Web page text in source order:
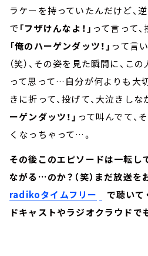
ラケーを持っていたんだけど、
で 「フザけんなよ！」 って言って
「俺のハーゲンダッツ！」 って言
（笑）、その姿を見た瞬間に、こ
って思って…自分が何よりも大
きに折って、投げて、大泣きしな
ーゲンダッツ！」 って叫んでて、
くなっちゃって…。
その後このエピソードは一転し
ながる…のか？（笑）まだ放送を
radikoタイムフリー
で聴いて
ドキャストやラジオクラウドで